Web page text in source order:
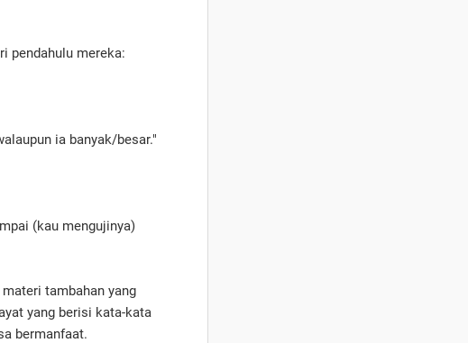
pendahulu mereka:
ia banyak/besar."
(kau mengujinya)
tambahan yang
yang berisi kata-kata
bermanfaat.